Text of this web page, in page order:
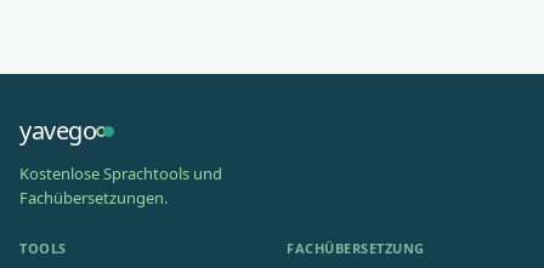
yavego
Kostenlose Sprachtools und
Fachübersetzungen.
TOOLS FACHÜBERSETZUNG